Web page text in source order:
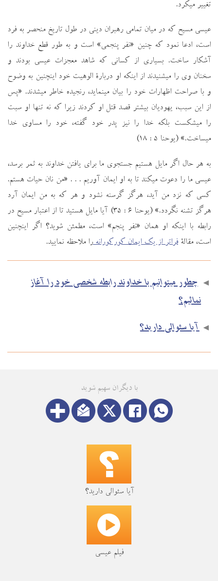
تغيير ميكرد.
عيسي مسيح كه در ميان تمامي رهبران ديني در طول تاريخ منحصر به فرد
است، ادعا نمود كه چنين «نفر پنجمي» است و به طور قطع خداوند را
آشكار ساخت. بسياري از كساني كه شاهد معجزات عيسي بودند و
سخنان وي را ميشنيدند از اينكه او دربارة الوهيت خود اينچنين به وضوح
و با صراحت اظهارات خود را بيان مينمايد، رنجيده خاطر ميشدند. «پس
از اين سبب، يهوديان بيشتر قصد قتل او كردند زيرا كه نه تنها او سبت
را ميشكست بلكه خدا را نيز پدر خود گفته، خود را مساوي خدا
ميساخت.» (يوحنا 5 : 18)
به هر حال اگر مايل هستيم جستجوي ما براي يافتن خداوند به ثمر برسد،
عيسي ما را دعوت ميكند تا به او ايمان آوريم . . . «من نان حيات هستم.
كسي كه نزد من آيد، هرگز گرسنه نشود و هر كه به من ايمان آرد
هرگز تشنه نگردد.» (يوحنا 6 : 35) آيا مايل هستيد تا از اعتبار مسيح در
رابطه با اينكه او همان «نفر پنجم» است، مطمئن شويد؟ اگر اينچنين
است، مقالة فراتر از يك ايمان كوركورانهرا ملاحظه نماييد.
◄ چطور میتوانیم با خداوند رابطه شخصی خود را آغاز
نمائیم؟
◄ آیا سئوالی دارید؟
با دیگران سهیم شوید
آیا سئوالی دارید؟
فیلم عیسی